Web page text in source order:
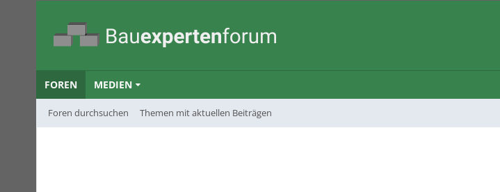
FOREN
Foren durchsuchen Themen mit aktuellen Beiträgen
MEDIEN